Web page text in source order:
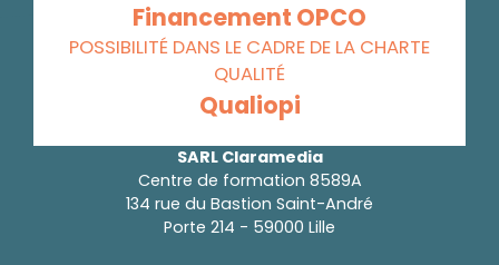
Financement OPCO
POSSIBILITÉ DANS LE CADRE DE LA CHARTE
QUALITÉ
Qualiopi
SARL Claramedia
Centre de formation 8589A
134 rue du Bastion Saint-André
Porte 214 - 59000 Lille